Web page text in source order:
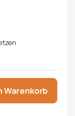
Warenkorb